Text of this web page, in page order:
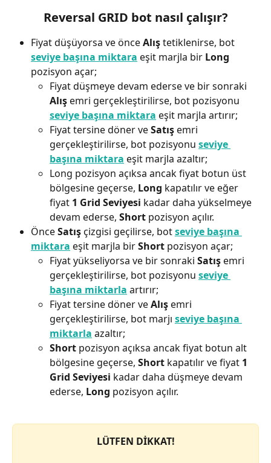
Reversal GRID bot nasıl çalışır?
Fiyat düşüyorsa ve önce Alış tetiklenirse, bot
seviye başına miktara eşit marjla bir Long
pozisyon açar;
Fiyat düşmeye devam ederse ve bir sonraki
Alış emri gerçekleştirilirse, bot pozisyonu
seviye başına miktara eşit marjla artırır;
Fiyat tersine döner ve Satış emri
gerçekleştirilirse, bot pozisyonu seviye
başına miktara eşit marjla azaltır;
Long pozisyon açıksa ancak fiyat botun üst
bölgesine geçerse, Long kapatılır ve eğer
fiyat 1 Grid Seviyesi kadar daha yükselmeye
devam ederse, Short pozisyon açılır.
Önce Satış çizgisi geçilirse, bot seviye başına
miktara eşit marjla bir Short pozisyon açar;
Fiyat yükseliyorsa ve bir sonraki Satış emri
gerçekleştirilirse, bot pozisyonu seviye
başına miktarla artırır;
Fiyat tersine döner ve Alış emri
gerçekleştirilirse, bot marjı seviye başına
miktarla azaltır;
Short pozisyon açıksa ancak fiyat botun alt
bölgesine geçerse, Short kapatılır ve fiyat 1
Grid Seviyesi kadar daha düşmeye devam
ederse, Long pozisyon açılır.
LÜTFEN DİKKAT!